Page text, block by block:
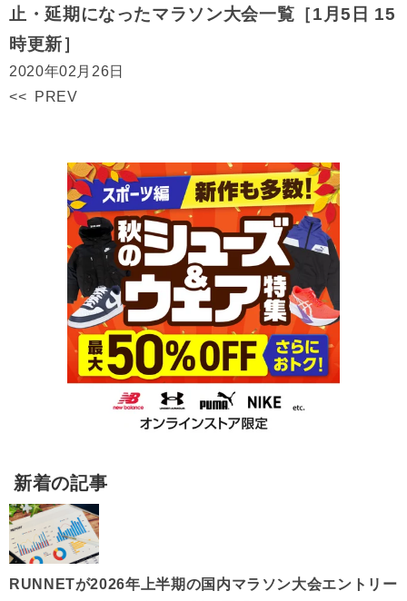
止・延期になったマラソン大会一覧［1月5日 15
時更新］
2020年02月26日
<< PREV
新着の記事
RUNNETが2026年上半期の国内マラソン大会エントリー